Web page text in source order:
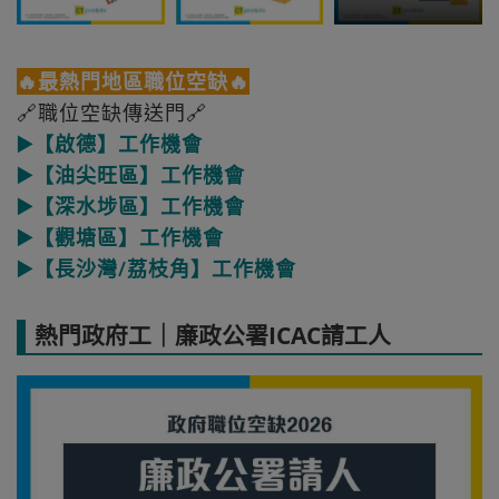
🔥最熱門地區職位空缺🔥
🔗職位空缺傳送門🔗
▶️【啟德】工作機會
▶️【油尖旺區】工作機會
▶️【深水埗區】工作機會
▶️【觀塘區】工作機會
▶️【長沙灣/荔枝角】工作機會
熱門政府工｜廉政公署ICAC請工人